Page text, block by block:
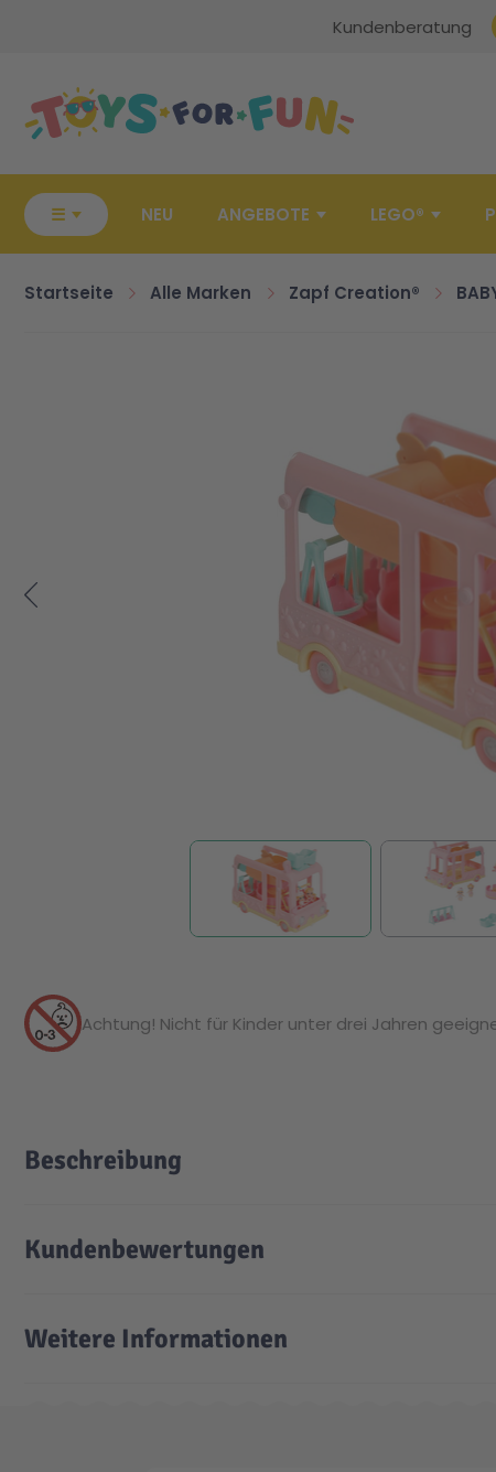
Kundenberatung
☰ NEU ANGEBOTE LEGO®
Startseite Alle Marken Zapf Creation®
Achtung! Nicht für Kinder unter drei Jahren
Beschreibung
Kundenbewertungen
Weitere Informationen